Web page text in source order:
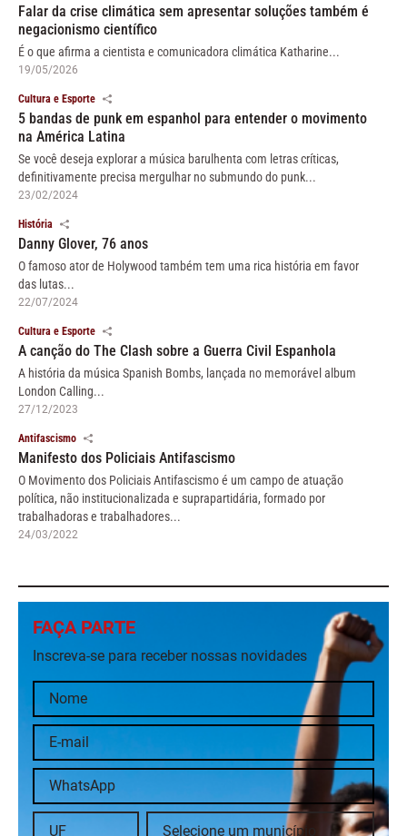
Falar da crise climática sem apresentar soluções também é
negacionismo científico
É o que afirma a cientista e comunicadora climática Katharine...
19/05/2026
Cultura e Esporte
5 bandas de punk em espanhol para entender o movimento
na América Latina
Se você deseja explorar a música barulhenta com letras críticas,
definitivamente precisa mergulhar no submundo do punk...
23/02/2024
História
Danny Glover, 76 anos
O famoso ator de Holywood também tem uma rica história em favor
das lutas...
22/07/2024
Cultura e Esporte
A canção do The Clash sobre a Guerra Civil Espanhola
A história da música Spanish Bombs, lançada no memorável album
London Calling...
27/12/2023
Antifascismo
Manifesto dos Policiais Antifascismo
O Movimento dos Policiais Antifascismo é um campo de atuação
política, não institucionalizada e suprapartidária, formado por
trabalhadoras e trabalhadores...
24/03/2022
FAÇA PARTE
Inscreva-se para receber nossas novidades